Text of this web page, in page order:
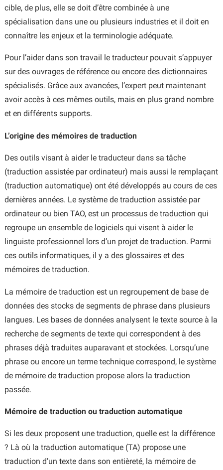
cible, de plus, elle se doit d’être combinée à une
spécialisation dans une ou plusieurs industries et il doit en
connaître les enjeux et la terminologie adéquate.
Pour l’aider dans son travail le traducteur pouvait s’appuyer
sur des ouvrages de référence ou encore des dictionnaires
spécialisés. Grâce aux avancées, l’expert peut maintenant
avoir accès à ces mêmes outils, mais en plus grand nombre
et en différents supports.
L’origine des mémoires de traduction
Des outils visant à aider le traducteur dans sa tâche
(traduction assistée par ordinateur) mais aussi le remplaçant
(traduction automatique) ont été développés au cours de ces
dernières années. Le système de traduction assistée par
ordinateur ou bien TAO, est un processus de traduction qui
regroupe un ensemble de logiciels qui visent à aider le
linguiste professionnel lors d’un projet de traduction. Parmi
ces outils informatiques, il y a des glossaires et des
mémoires de traduction.
La mémoire de traduction est un regroupement de base de
données des stocks de segments de phrase dans plusieurs
langues. Les bases de données analysent le texte source à la
recherche de segments de texte qui correspondent à des
phrases déjà traduites auparavant et stockées. Lorsqu’une
phrase ou encore un terme technique correspond, le système
de mémoire de traduction propose alors la traduction
passée.
Mémoire de traduction ou traduction automatique
Si les deux proposent une traduction, quelle est la différence
? Là où la traduction automatique (TA) propose une
traduction d’un texte dans son entièreté, la mémoire de